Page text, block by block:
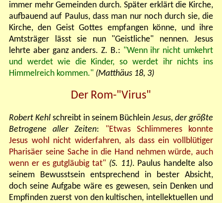
immer mehr Gemeinden durch. Später erklärt die Kirche,
aufbauend auf Paulus, dass man nur noch durch sie, die
Kirche, den Geist Gottes empfangen könne, und ihre
Amtsträger lässt sie nun "Geistliche" nennen. Jesus
lehrte aber ganz anders. Z. B.: "Wenn ihr nicht umkehrt
und werdet wie die Kinder, so werdet ihr nichts ins
Himmelreich kommen." (Matthäus 18, 3)
Der Rom-"Virus"
Robert Kehl schreibt in seinem Büchlein Jesus, der größte
Betrogene aller Zeiten: "Etwas Schlimmeres konnte
Jesus wohl nicht widerfahren, als dass ein vollblütiger
Pharisäer seine Sache in die Hand nehmen würde, auch
wenn er es gutgläubig tat" (S. 11). Paulus handelte also
seinem Bewusstsein entsprechend in bester Absicht,
doch seine Aufgabe wäre es gewesen, sein Denken und
Empfinden zuerst von den kultischen, intellektuellen und